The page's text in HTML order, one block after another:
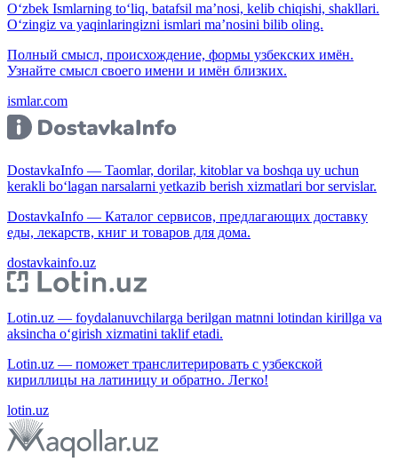
O‘zbek Ismlarning to‘liq, batafsil ma’nosi, kelib chiqishi, shakllari.
O‘zingiz va yaqinlaringizni ismlari ma’nosini bilib oling.
Полный смысл, происхождение, формы узбекских имён.
Узнайте смысл своего имени и имён близких.
ismlar.com
DostavkaInfo — Taomlar, dorilar, kitoblar va boshqa uy uchun
kerakli bo‘lagan narsalarni yetkazib berish xizmatlari bor servislar.
DostavkaInfo — Каталог сервисов, предлагающих доставку
еды, лекарств, книг и товаров для дома.
dostavkainfo.uz
Lotin.uz — foydalanuvchilarga berilgan matnni lotindan kirillga va
aksincha o‘girish xizmatini taklif etadi.
Lotin.uz — поможет транслитерировать с узбекской
кириллицы на латиницу и обратно. Легко!
lotin.uz